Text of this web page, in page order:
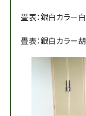
畳表：銀白カラー
畳表：銀白カラー